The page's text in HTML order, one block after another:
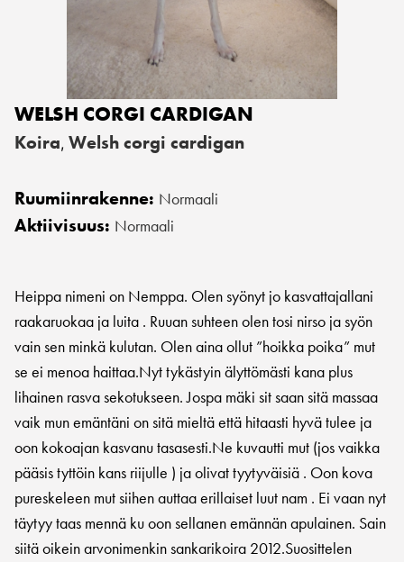
WELSH CORGI CARDIGAN
Koira, Welsh corgi cardigan
Ruumiinrakenne: Normaali
Aktiivisuus: Normaali
Heippa nimeni on Nemppa. Olen syönyt jo kasvattajallani
raakaruokaa ja luita . Ruuan suhteen olen tosi nirso ja syön
vain sen minkä kulutan. Olen aina ollut ”hoikka poika” mut
se ei menoa haittaa.Nyt tykästyin älyttömästi kana plus
lihainen rasva sekotukseen. Jospa mäki sit saan sitä massaa
vaik mun emäntäni on sitä mieltä että hitaasti hyvä tulee ja
oon kokoajan kasvanu tasasesti.Ne kuvautti mut (jos vaikka
pääsis tyttöin kans riijulle ) ja olivat tyytyväisiä . Oon kova
pureskeleen mut siihen auttaa erillaiset luut nam . Ei vaan nyt
täytyy taas mennä ku oon sellanen emännän apulainen. Sain
siitä oikein arvonimenkin sankarikoira 2012.Suosittelen